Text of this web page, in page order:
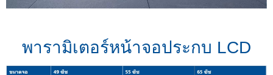
พารามิเตอร์หน้าจอประกบ LCD